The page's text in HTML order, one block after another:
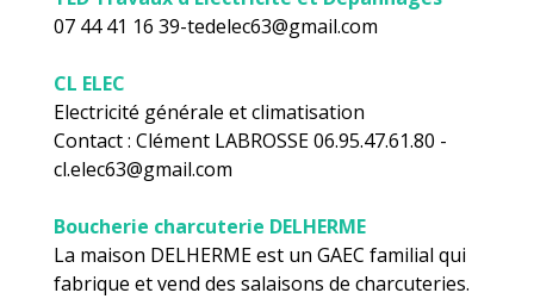
07 44 41 16 39-tedelec63@gmail.com
CL ELEC
Electricité générale et climatisation
Contact : Clément LABROSSE 06.95.47.61.80 -
cl.elec63@gmail.com
Boucherie charcuterie DELHERME
La maison DELHERME est un GAEC familial qui
fabrique et vend des salaisons de charcuteries.